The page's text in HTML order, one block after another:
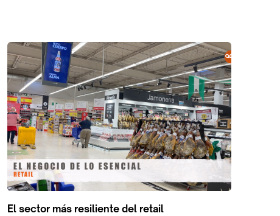
El sector más resiliente del retail